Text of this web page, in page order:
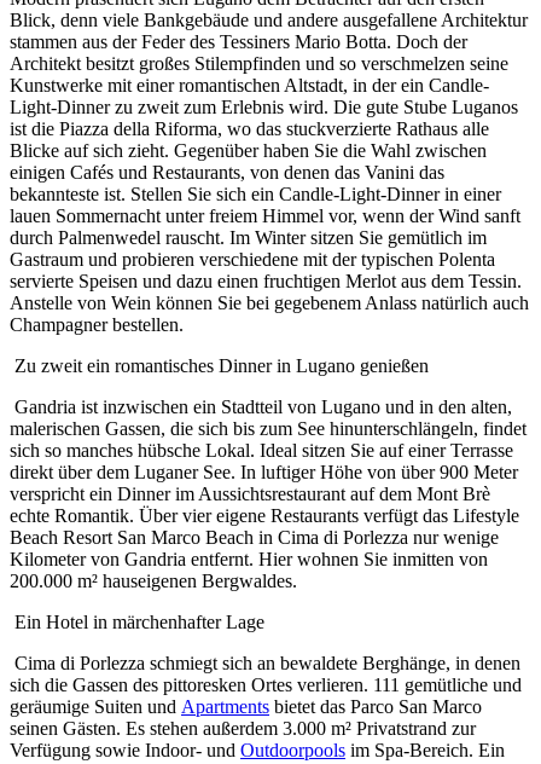
Blick, denn viele Bankgebäude und andere ausgefallene Architektur
stammen aus der Feder des Tessiners Mario Botta. Doch der
Architekt besitzt großes Stilempfinden und so verschmelzen seine
Kunstwerke mit einer romantischen Altstadt, in der ein Candle-
Light-Dinner zu zweit zum Erlebnis wird. Die gute Stube Luganos
ist die Piazza della Riforma, wo das stuckverzierte Rathaus alle
Blicke auf sich zieht. Gegenüber haben Sie die Wahl zwischen
einigen Cafés und Restaurants, von denen das Vanini das
bekannteste ist. Stellen Sie sich ein Candle-Light-Dinner in einer
lauen Sommernacht unter freiem Himmel vor, wenn der Wind sanft
durch Palmenwedel rauscht. Im Winter sitzen Sie gemütlich im
Gastraum und probieren verschiedene mit der typischen Polenta
servierte Speisen und dazu einen fruchtigen Merlot aus dem Tessin.
Anstelle von Wein können Sie bei gegebenem Anlass natürlich auch
Champagner bestellen.
Zu zweit ein romantisches Dinner in Lugano genießen
Gandria ist inzwischen ein Stadtteil von Lugano und in den alten,
malerischen Gassen, die sich bis zum See hinunterschlängeln, findet
sich so manches hübsche Lokal. Ideal sitzen Sie auf einer Terrasse
direkt über dem Luganer See. In luftiger Höhe von über 900 Meter
verspricht ein Dinner im Aussichtsrestaurant auf dem Mont Brè
echte Romantik. Über vier eigene Restaurants verfügt das Lifestyle
Beach Resort San Marco Beach in Cima di Porlezza nur wenige
Kilometer von Gandria entfernt. Hier wohnen Sie inmitten von
200.000 m² hauseigenen Bergwaldes.
Ein Hotel in märchenhafter Lage
Cima di Porlezza schmiegt sich an bewaldete Berghänge, in denen
sich die Gassen des pittoresken Ortes verlieren. 111 gemütliche und
geräumige Suiten und Apartments bietet das Parco San Marco
seinen Gästen. Es stehen außerdem 3.000 m² Privatstrand zur
Verfügung sowie Indoor- und Outdoorpools im Spa-Bereich. Ein